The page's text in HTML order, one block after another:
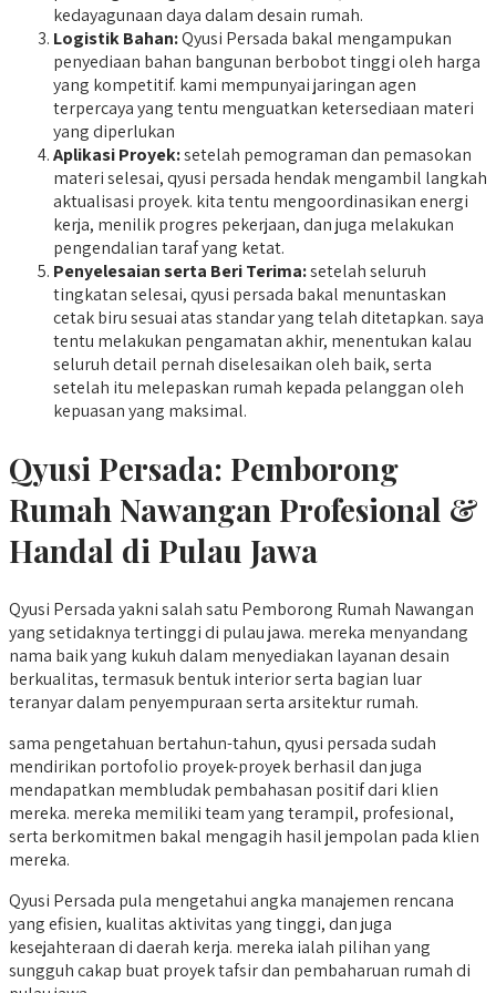
kedayagunaan daya dalam desain rumah.
Logistik Bahan:Qyusi Persada bakal mengampukan
penyediaan bahan bangunan berbobot tinggi oleh harga
yang kompetitif. kami mempunyai jaringan agen
terpercaya yang tentu menguatkan ketersediaan materi
yang diperlukan
Aplikasi Proyek:setelah pemograman dan pemasokan
materi selesai, qyusi persada hendak mengambil langkah
aktualisasi proyek. kita tentu mengoordinasikan energi
kerja, menilik progres pekerjaan, dan juga melakukan
pengendalian taraf yang ketat.
Penyelesaian serta Beri Terima:setelah seluruh
tingkatan selesai, qyusi persada bakal menuntaskan
cetak biru sesuai atas standar yang telah ditetapkan. saya
tentu melakukan pengamatan akhir, menentukan kalau
seluruh detail pernah diselesaikan oleh baik, serta
setelah itu melepaskan rumah kepada pelanggan oleh
kepuasan yang maksimal.
Qyusi Persada: Pemborong
Rumah Nawangan Profesional &
Handal di Pulau Jawa
Qyusi Persada yakni salah satu Pemborong Rumah Nawangan
yang setidaknya tertinggi di pulau jawa. mereka menyandang
nama baik yang kukuh dalam menyediakan layanan desain
berkualitas, termasuk bentuk interior serta bagian luar
teranyar dalam penyempuraan serta arsitektur rumah.
sama pengetahuan bertahun-tahun, qyusi persada sudah
mendirikan portofolio proyek-proyek berhasil dan juga
mendapatkan membludak pembahasan positif dari klien
mereka. mereka memiliki team yang terampil, profesional,
serta berkomitmen bakal mengagih hasil jempolan pada klien
mereka.
Qyusi Persada pula mengetahui angka manajemen rencana
yang efisien, kualitas aktivitas yang tinggi, dan juga
kesejahteraan di daerah kerja. mereka ialah pilihan yang
sungguh cakap buat proyek tafsir dan pembaharuan rumah di